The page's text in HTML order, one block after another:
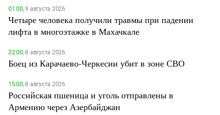
01:00,9 августа 2026
Четыре человека получили травмы при падении
лифта в многоэтажке в Махачкале
22:00,8 августа 2026
Боец из Карачаево-Черкесии убит в зоне СВО
15:00,8 августа 2026
Российская пшеница и уголь отправлены в
Армению через Азербайджан